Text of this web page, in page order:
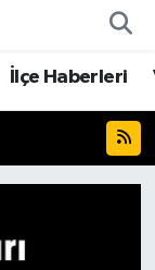
İlçe Haberleri